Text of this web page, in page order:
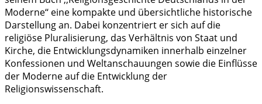
Moderne‘‘ eine kompakte und übersichtliche historische
Darstellung an. Dabei konzentriert er sich auf die
religiöse Pluralisierung, das Verhältnis von Staat und
Kirche, die Entwicklungsdynamiken innerhalb einzelner
Konfessionen und Weltanschauungen sowie die Einflüsse
der Moderne auf die Entwicklung der
Religionswissenschaft.